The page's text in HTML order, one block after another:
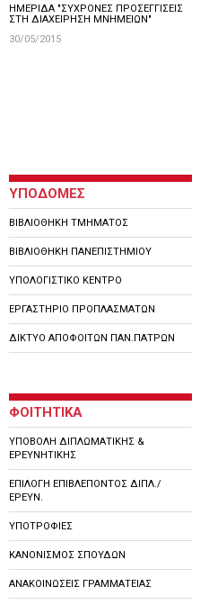
ΗΜΕΡΙΔΑ "ΣΥΧΡΟΝΕΣ ΠΡΟΣΕΓΓΙΣΕΙΣ
ΣΤΗ ΔΙΑΧΕΙΡΗΣΗ ΜΝΗΜΕΙΩΝ"
30/05/2015
ΥΠΟΔΟΜΕΣ
ΒΙΒΛΙΟΘΗΚΗ ΤΜΗΜΑΤΟΣ
ΒΙΒΛΙΟΘΗΚΗ ΠΑΝΕΠΙΣΤΗΜΙΟΥ
ΥΠΟΛΟΓΙΣΤΙΚΟ ΚΕΝΤΡΟ
ΕΡΓΑΣΤΗΡΙΟ ΠΡΟΠΛΑΣΜΑΤΩΝ
ΔΙΚΤΥΟ ΑΠΟΦΟΙΤΩΝ ΠΑΝ.ΠΑΤΡΩΝ
ΦΟΙΤΗΤΙΚΑ
ΥΠΟΒΟΛΗ ΔΙΠΛΩΜΑΤΙΚΗΣ &
ΕΡΕΥΝΗΤΙΚΗΣ
ΕΠΙΛΟΓΗ ΕΠΙΒΛΕΠΟΝΤΟΣ ΔΙΠΛ./
ΕΡΕΥΝ.
ΥΠΟΤΡΟΦΙΕΣ
ΚΑΝΟΝΙΣΜΟΣ ΣΠΟΥΔΩΝ
ΑΝΑΚΟΙΝΩΣΕΙΣ ΓΡΑΜΜΑΤΕΙΑΣ